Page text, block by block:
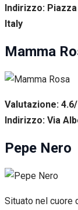
Indirizzo:
Italy
Mamma
Valutazione:
Indirizzo: Via
Pepe Nero
Situato nel cuore